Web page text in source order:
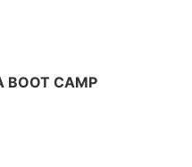
BOOT CAMP